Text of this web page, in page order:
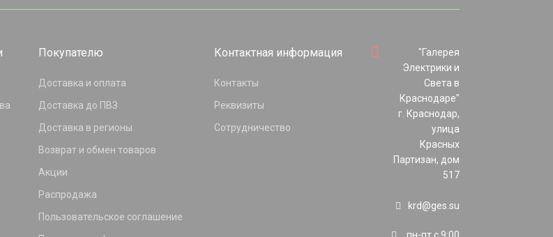
Покупателю
Доставка и оплата
Доставка до ПВЗ
Доставка в регионы
Возврат и обмен товаров
Акции
Распродажа
Пользовательское соглашение
Контактная информация
Контакты
Реквизиты
Сотрудничество
"Галерея
Электрики и
Света в
Краснодаре"
г. Краснодар,
улица
Красных
Партизан, дом
517
krd@ges.su
пн-пт с 9:00